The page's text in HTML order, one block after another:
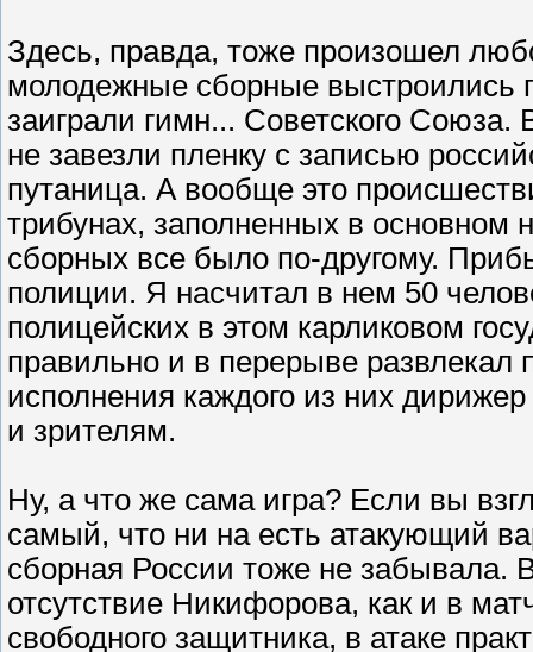
Здесь, правда, тоже произошел
молодежные сборные выстроились
заиграли гимн... Советского
не завезли пленку с записью
путаница. А вообще это
трибунах, заполненных в
сборных все было по-другому.
полиции. Я насчитал в нем 50
полицейских в этом карликовом
правильно и в перерыве
исполнения каждого из них
и зрителям.
Ну, а что же сама игра? Если вы
самый, что ни на есть атакующий
сборная России тоже не забывала.
отсутствие Никифорова, как и в
свободного защитника, в атаке